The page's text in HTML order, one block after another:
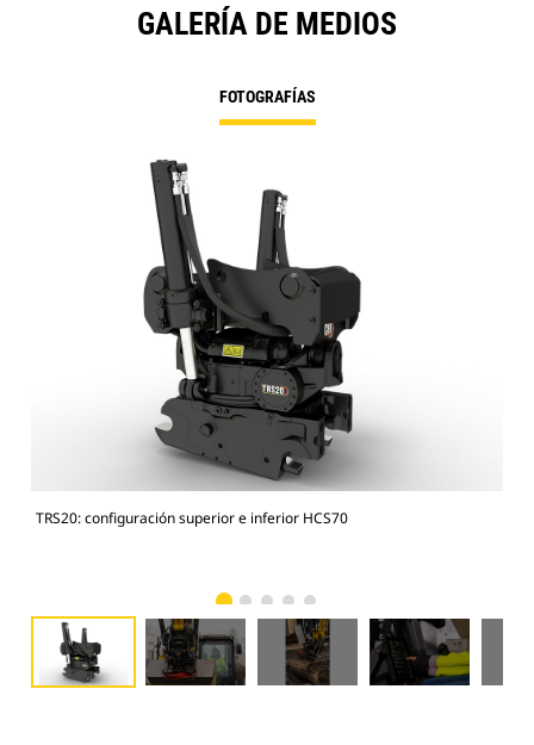
GALERÍA DE MEDIOS
FOTOGRAFÍAS
TRS20: configuración superior e inferior HCS70